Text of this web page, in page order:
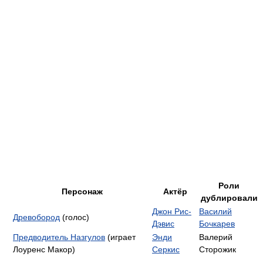
Персонаж Актёр
Роли
дублировали
Древобород (голос)
Джон Рис-
Дэвис
Василий
Бочкарев
Предводитель Назгулов (играет
Лоуренс Макор)
Энди
Серкис
Валерий
Сторожик